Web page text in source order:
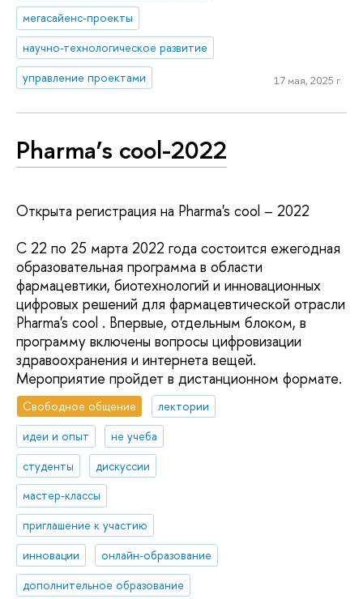
мегасайенс-проекты
научно-технологическое развитие
управление проектами
17 мая, 2025 г.
Pharma’s cool-2022
Открыта регистрация на Pharma's cool – 2022
C 22 по 25 марта 2022 года состоится ежегодная
образовательная программа в области
фармацевтики, биотехнологий и инновационных
цифровых решений для фармацевтической отрасли
Pharma's cool . Впервые, отдельным блоком, в
программу включены вопросы цифровизации
здравоохранения и интернета вещей.
Мероприятие пройдет в дистанционном формате.
Свободное общение
лектории
идеи и опыт
не учеба
студенты
дискуссии
мастер-классы
приглашение к участию
инновации
онлайн-образование
дополнительное образование